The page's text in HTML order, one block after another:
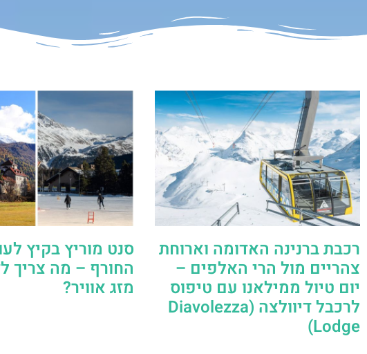
רכבת ברנינה האדומה וארוחת
צהריים מול הרי האלפים –
יום טיול ממילאנו עם טיפוס
לרכבל דיוולצה (Diavolezza
Lodge)
סנט מוריץ בקיץ
החורף – מה צריך
מזג אוויר?